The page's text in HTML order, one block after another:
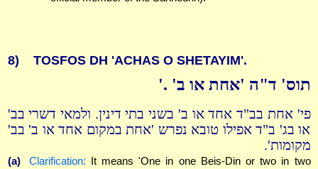
8) TOSFOS DH 'ACHAS O SHETAYIM'.
תוס' ד"ה 'אחת או ב' .'
פי' אחת בב"ד אחד או ב' בשני בתי דינין. ולמאי דשרי בב'
או בג' ב"ד אפילו טובא נפרש 'אחת במקום אחד או ב' בב'
מקומות'.
(a) Clarification: It means 'One in one Beis-Din or two in two